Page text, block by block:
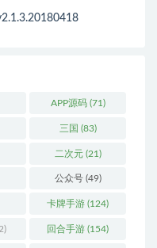
APP源码(71)
三国 (83)
二次元(21)
公众号(49)
卡牌手游 (124)
回合手游 (154)